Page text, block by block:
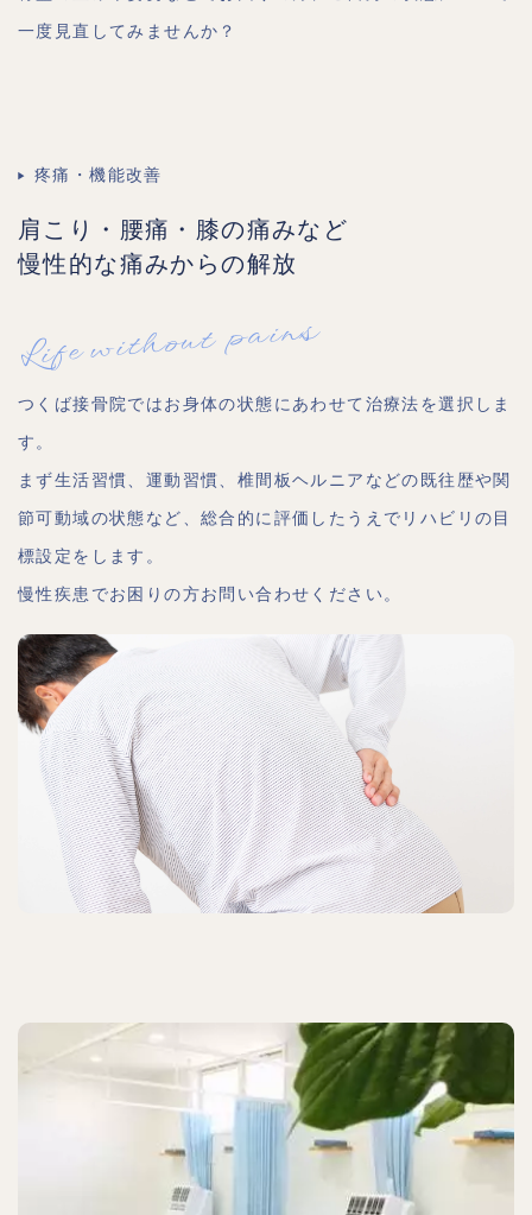
一度見直してみませんか？
疼痛・機能改善
肩こり・腰痛・膝の痛みなど
慢性的な痛みからの解放
Life without pains
つくば接骨院ではお身体の状態にあわせて治療法を選択しま
す。
まず生活習慣、運動習慣、椎間板ヘルニアなどの既往歴や関
節可動域の状態など、総合的に評価したうえでリハビリの目
標設定をします。
慢性疾患でお困りの方お問い合わせください。